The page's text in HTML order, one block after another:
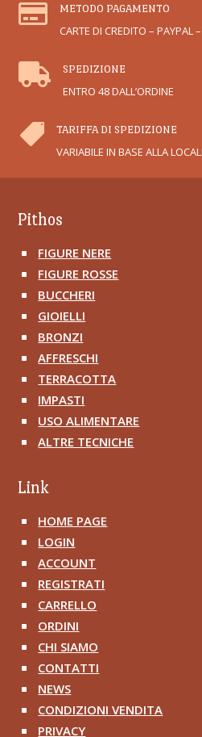
 METODO PAGAMENTO
CARTE DI CREDITO – PAYPAL
 SPEDIZIONE
ENTRO 48 DALL’ORDINE
 TARIFFA DI SPEDIZIONE
VARIABILE IN BASE ALLA
Pithos
^ FIGURE NERE
^ FIGURE ROSSE
^ BUCCHERI
^ GIOIELLI
^ BRONZI
^ AFFRESCHI
^ TERRACOTTA
^ IMPASTI
^ USO ALIMENTARE
^ ALTRE TECNICHE
Link
^ HOME PAGE
^ LOGIN
^ ACCOUNT
^ REGISTRATI
^ CARRELLO
^ ORDINI
^ CHI SIAMO
^ CONTATTI
^ NEWS
^ CONDIZIONI VENDITA
^ PRIVACY